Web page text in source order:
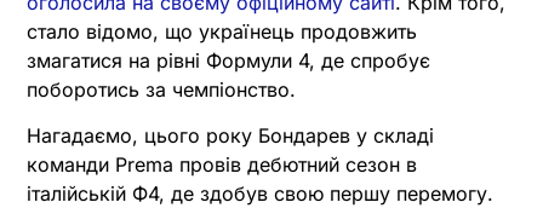
стало відомо, що українець продовжить
змагатися на рівні Формули 4, де спробує
поборотись за чемпіонство.
Нагадаємо, цього року Бондарев у складі
команди Prema провів дебютний сезон в
італійській Ф4, де здобув свою першу перемогу.